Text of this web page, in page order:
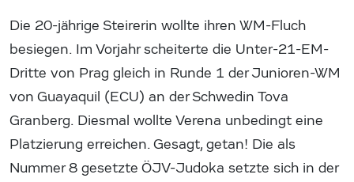
Die 20-jährige Steirerin wollte ihren WM-Fluch
besiegen. Im Vorjahr scheiterte die Unter-21-EM-
Dritte von Prag gleich in Runde 1 der Junioren-WM
von Guayaquil (ECU) an der Schwedin Tova
Granberg. Diesmal wollte Verena unbedingt eine
Platzierung erreichen. Gesagt, getan! Die als
Nummer 8 gesetzte ÖJV-Judoka setzte sich in der